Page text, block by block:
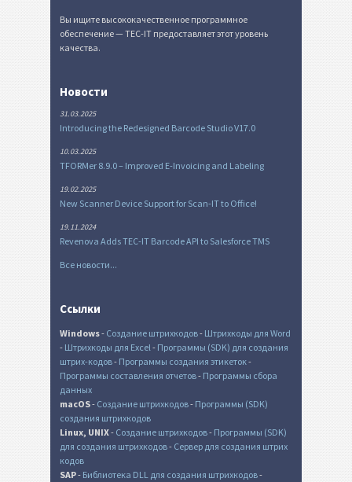
Вы ищите высококачественное программное
обеспечение — TEC-IT предоставляет этот уровень
качества.
Новости
31.03.2025
Introducing the Redesigned Barcode Studio V17.0
10.03.2025
TFORMer 8.9.0 – Improved E-Invoicing and Labeling
19.02.2025
New Scanner Device Support for Scan-IT to Office!
19.11.2024
Revenova Adds TEC-IT Barcode API to Salesforce TMS
Все новости...
Ссылки
Windows- Создание штрихкодов- Штрихкоды для Word
- Штрихкоды для Excel- Программы (SDK) для создания
штрих-кодов- Программы создания этикеток-
Программы составления отчетов- Программы сбора
данных
macOS- Создание штрихкодов- Программы (SDK)
создания штрихкодов
Linux, UNIX- Создание штрихкодов- Программы (SDK)
для создания штрихкодов- Сервер для создания штрих
кодов
SAP- Библиотека DLL для создания штрихкодов-